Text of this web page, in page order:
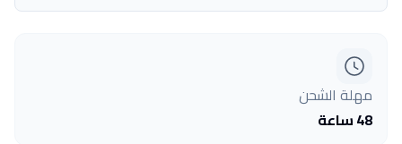
مهلة الشحن
48 ساعة